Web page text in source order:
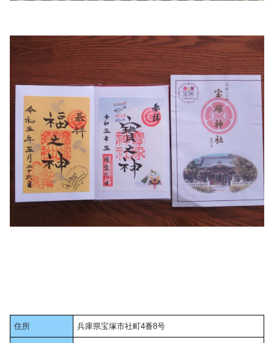
住所 兵庫県宝塚市社町4番8号